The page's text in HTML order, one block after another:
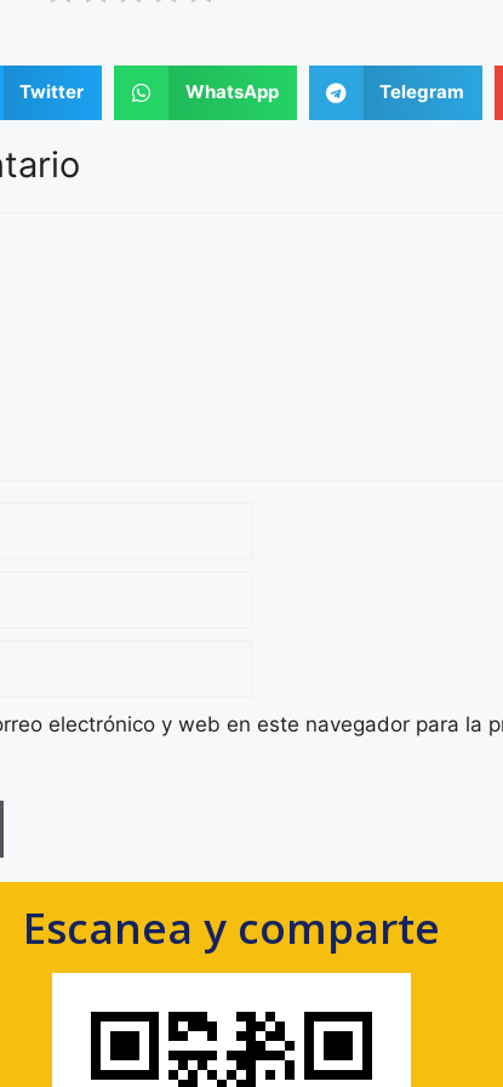
Twitter WhatsApp Telegram
electrónico y web en este navegador para la
Escanea y comparte